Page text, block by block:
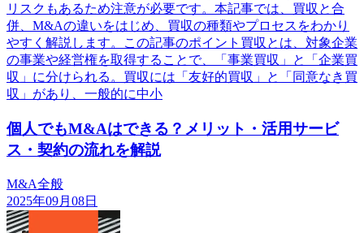
リスクもあるため注意が必要です。本記事では、買収と合
併、M&Aの違いをはじめ、買収の種類やプロセスをわかり
やすく解説します。この記事のポイント買収とは、対象企業
の事業や経営権を取得することで、「事業買収」と「企業買
収」に分けられる。買収には「友好的買収」と「同意なき買
収」があり、一般的に中小
個人でもM&Aはできる？メリット・活用サービ
ス・契約の流れを解説
M&A全般
2025年09月08日